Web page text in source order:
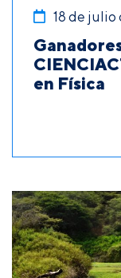
18 de julio
en Física